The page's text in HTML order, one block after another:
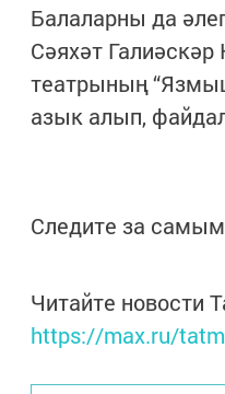
Балаларны да
Сәяхәт
театрының
азык алып,
Следите за
Читайте новости
https://max.ru/